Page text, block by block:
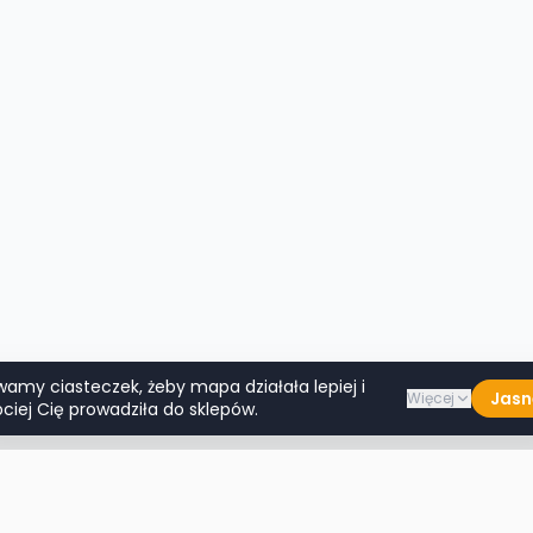
ciasteczek, żeby mapa działała lepiej i
Cię prowadziła do sklepów.
Więcej